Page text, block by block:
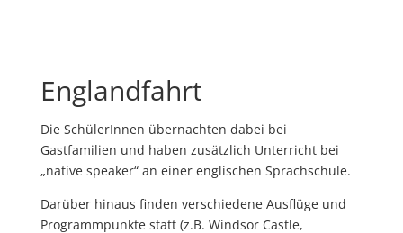
Englandfahrt
Die SchülerInnen übernachten dabei bei
Gastfamilien und haben zusätzlich Unterricht bei
„native speaker“ an einer englischen Sprachschule.
Darüber hinaus finden verschiedene Ausflüge und
Programmpunkte statt (z.B. Windsor Castle,